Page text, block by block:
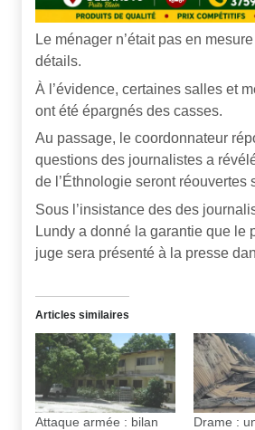
Le ménager n’était pas en
détails.
À l’évidence, certaines salles et
ont été épargnés des casses.
Au passage, le coordonnateur
questions des journalistes a
de l’Éthnologie seront réouvertes
Sous l’insistance des des
Lundy a donné la garantie que le
juge sera présenté à la presse
Articles similaires
Attaque armée : bilan
Drame :